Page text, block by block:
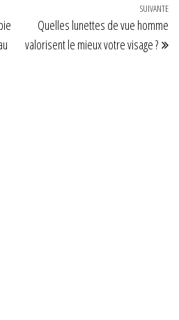
SUIVANTE
Quelles lunettes de vue homme
valorisent le mieux votre visage ?